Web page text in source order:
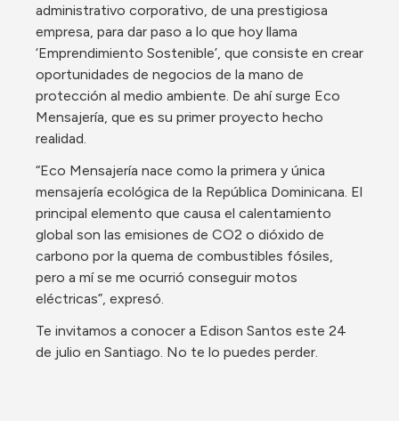
administrativo corporativo, de una prestigiosa
empresa, para dar paso a lo que hoy llama
‘Emprendimiento Sostenible’, que consiste en crear
oportunidades de negocios de la mano de
protección al medio ambiente. De ahí surge Eco
Mensajería, que es su primer proyecto hecho
realidad.
“Eco Mensajería nace como la primera y única
mensajería ecológica de la República Dominicana. El
principal elemento que causa el calentamiento
global son las emisiones de CO2 o dióxido de
carbono por la quema de combustibles fósiles,
pero a mí se me ocurrió conseguir motos
eléctricas”, expresó.
Te invitamos a conocer a Edison Santos este 24
de julio en Santiago. No te lo puedes perder.